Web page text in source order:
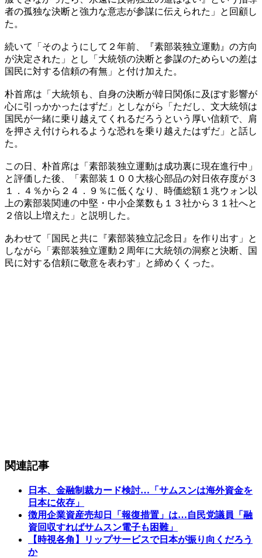
者の孤独な決断と強力な意志が参謀に伝えられた」と回顧し
た。
続いて「そのようにして２年前、『素部装独立運動』の方向
が決定された」とし「大統領の決断と参謀のためらいの差は
国民に対する信頼の有無」と付け加えた。
朴首席は「大統領も、自身の決断が韓日関係に及ぼす影響が
心に引っかかったはずだ」としながら「ただし、文大統領は
国民が一緒に乗り越えてくれるだろうという厚い信頼で、肩
を押さえ付けられるような恐れを乗り越えたはずだ」と話し
た。
この日、朴首席は「素部装独立運動は成功裏に現在進行中」
と評価した後、「素部装１００大核心部品の対日依存度が３
１．４％から２４．９％に低くなり、時価総額１兆ウォン以
上の素部装関連の中堅・中小企業数も１３社から３１社へと
２倍以上増えた」と説明した。
あわせて「国民と共に『素部装独立記念日』を作り出す」と
しながら「素部装独立運動２周年に大統領の洞察と決断、国
民に対する信頼に敬意を表わす」と締めくくった。
関連記事
日本、金融制裁カード検討…「サムスンは海外資金を
日本に依存」
徴用企業資産売却日「報復措置」は…自民党議員「融
資回収すればサムスン電子も困難」
【時視各角】リップサービスで日本が振り向くだろう
か